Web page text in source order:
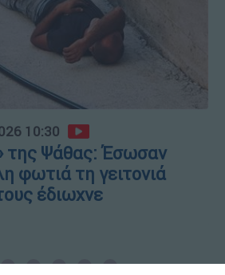
10:30
της Ψάθας: Έσωσαν
φωτιά τη γειτονιά
έδιωχνε